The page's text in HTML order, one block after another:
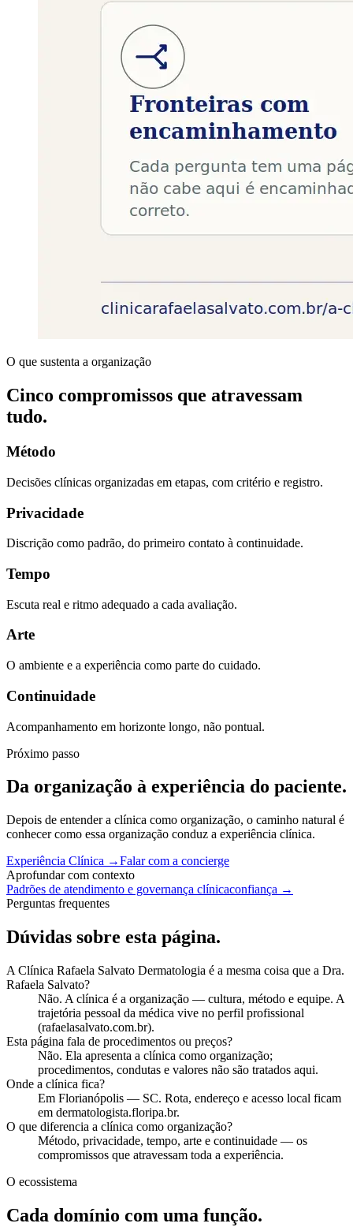
O que sustenta a organização
Cinco compromissos que atravessam
tudo.
Método
Decisões clínicas organizadas em etapas, com critério e registro.
Privacidade
Discrição como padrão, do primeiro contato à continuidade.
Tempo
Escuta real e ritmo adequado a cada avaliação.
Arte
O ambiente e a experiência como parte do cuidado.
Continuidade
Acompanhamento em horizonte longo, não pontual.
Próximo passo
Da organização à experiência do paciente.
Depois de entender a clínica como organização, o caminho natural é
conhecer como essa organização conduz a experiência clínica.
Experiência Clínica →Falar com a concierge
Aprofundar com contexto
Padrões de atendimento e governança clínicaconfiança →
Perguntas frequentes
Dúvidas sobre esta página.
A Clínica Rafaela Salvato Dermatologia é a mesma coisa que a Dra.
Rafaela Salvato?
Não. A clínica é a organização — cultura, método e equipe. A
trajetória pessoal da médica vive no perfil profissional
(rafaelasalvato.com.br).
Esta página fala de procedimentos ou preços?
Não. Ela apresenta a clínica como organização;
procedimentos, condutas e valores não são tratados aqui.
Onde a clínica fica?
Em Florianópolis — SC. Rota, endereço e acesso local ficam
em dermatologista.floripa.br.
O que diferencia a clínica como organização?
Método, privacidade, tempo, arte e continuidade — os
compromissos que atravessam toda a experiência.
O ecossistema
Cada domínio com uma função.